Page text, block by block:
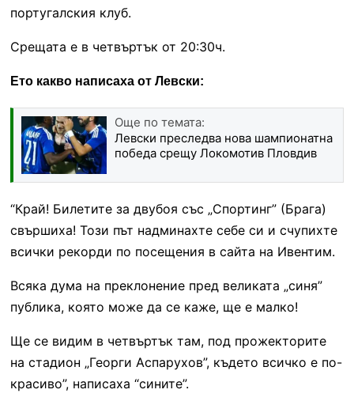
португалския клуб.
Срещата е в четвъртък от 20:30ч.
Ето какво написаха от Левски:
Още по темата:
Левски преследва нова шампионатна
победа срещу Локомотив Пловдив
“Край! Билетите за двубоя със „Спортинг” (Брага)
свършиха! Този път надминахте себе си и счупихте
всички рекорди по посещения в сайта на Ивентим.
Всяка дума на преклонение пред великата „синя”
публика, която може да се каже, ще е малко!
Ще се видим в четвъртък там, под прожекторите
на стадион „Георги Аспарухов”, където всичко е по-
красиво”, написаха “сините”.